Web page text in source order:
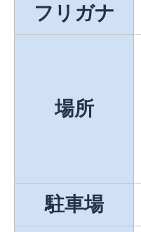
フリガナ
場所
駐車場